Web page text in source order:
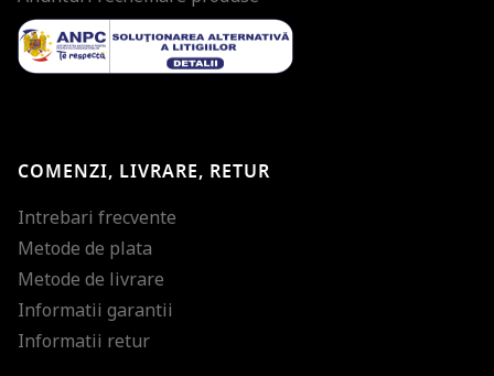
COMENZI, LIVRARE, RETUR
Intrebari frecvente
Metode de plata
Metode de livrare
Informatii garantii
Informatii retur